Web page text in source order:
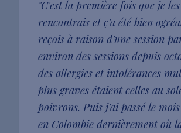
"C'est la première fois que je les
rencontrais et ç'a été bien
reçois à raison d'une session
environ des sessions depuis
des allergies et intolérances
plus graves étaient celles au
poivrons. Puis j'ai passé le
en Colombie dernièrement où